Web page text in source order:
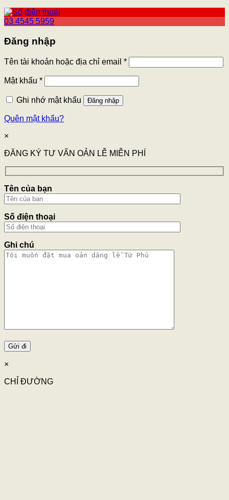
03 4545 5959
Đăng nhập
Tên tài khoản hoặc địa chỉ email *
Mật khẩu *
Ghi nhớ mật khẩu Đăng nhập
Quên mật khẩu?
×
ĐĂNG KÝ TƯ VẤN OẢN LỄ MIỄN PHÍ
Tên của bạn
Số điện thoại
Ghi chú
×
CHỈ ĐƯỜNG